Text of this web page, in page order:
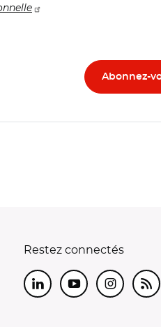
Restez connectés
LinkedInYoutubeInstagram
RSS